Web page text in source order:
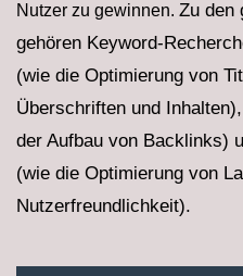
Nutzer zu gewinnen. Zu den
gehören Keyword-
(wie die Optimierung von
Überschriften und
der Aufbau von Backlinks)
(wie die Optimierung von
Nutzerfreundlichkeit).